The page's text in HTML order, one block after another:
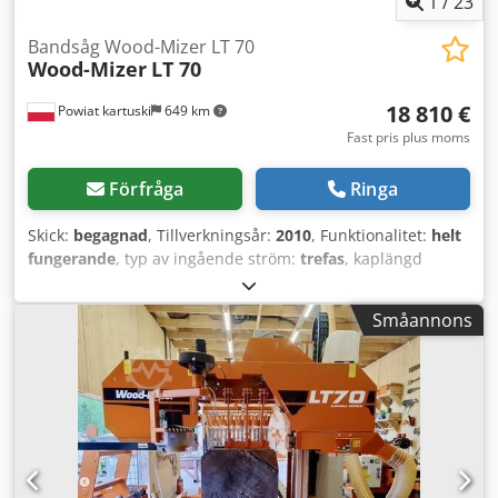
Powiat kartuski 649 km
Bandsåg Wood-Mizer LT 70
Wood-Mizer LT 70
18 810 €
Fast pris plus moms
Förfråga Ringa
Skick: begagnad, Tillverkningsår: 2010, Funktionalitet: helt
fungerande, typ av ingående ström: trefas, kaplängd
, klippbredd (max.):
15 000 W, inspänning:400 V, hjuldiameter:600 mm, –
tillverkningsår: 2010 TEKNISKA DATA: – motor: 15 kW
Skärdimensioner: – max. stockdiameter: 95 cm – avstånd
mellan rullar: 73 cm – max. sågbredd (balk): 64 cm – max.
såghöjd över bandsågsbladet: 39 cm – max. såglängd: 12
m Utrustning på sågaggregatet: – enhet för automatisk
inställning av skärtjocklek – elektrisk höjdjustering av
aggregatet: upp/ned – elektrisk matning av aggregatet
fram/bak: matningshastighet steglöst reglerbar – elektrisk
Småannons